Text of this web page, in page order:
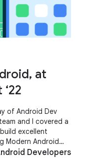
at
of Android Dev
and I covered a
excellent
Modern Android
Developers